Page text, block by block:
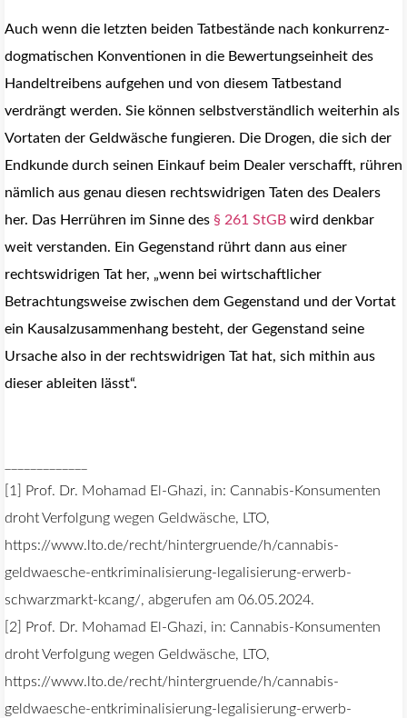
Auch wenn die letzten beiden Tatbestände nach konkurrenz-
dogmatischen Konventionen in die Bewertungseinheit des
Handeltreibens aufgehen und von diesem Tatbestand
verdrängt werden. Sie können selbstverständlich weiterhin als
Vortaten der Geldwäsche fungieren. Die Drogen, die sich der
Endkunde durch seinen Einkauf beim Dealer verschafft, rühren
nämlich aus genau diesen rechtswidrigen Taten des Dealers
her. Das Herrühren im Sinne des § 261 StGB wird denkbar
weit verstanden. Ein Gegenstand rührt dann aus einer
rechtswidrigen Tat her, „wenn bei wirtschaftlicher
Betrachtungsweise zwischen dem Gegenstand und der Vortat
ein Kausalzusammenhang besteht, der Gegenstand seine
Ursache also in der rechtswidrigen Tat hat, sich mithin aus
dieser ableiten lässt“.
[1] Prof. Dr. Mohamad El-Ghazi, in: Cannabis-Konsumenten
droht Verfolgung wegen Geldwäsche, LTO,
https://www.lto.de/recht/hintergruende/h/cannabis-
geldwaesche-entkriminalisierung-legalisierung-erwerb-
schwarzmarkt-kcang/, abgerufen am 06.05.2024.
[2] Prof. Dr. Mohamad El-Ghazi, in: Cannabis-Konsumenten
droht Verfolgung wegen Geldwäsche, LTO,
https://www.lto.de/recht/hintergruende/h/cannabis-
geldwaesche-entkriminalisierung-legalisierung-erwerb-